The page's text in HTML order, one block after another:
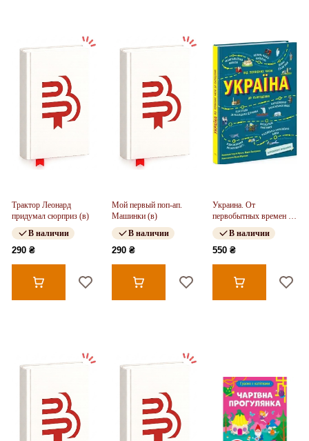
Трактор Леонард
придумал сюрприз (в)
В наличии
290 ₴
Мой первый поп-ап.
Машинки (в)
В наличии
290 ₴
Украина. От
первобытных времен до
настоящего (в)
В наличии
550 ₴